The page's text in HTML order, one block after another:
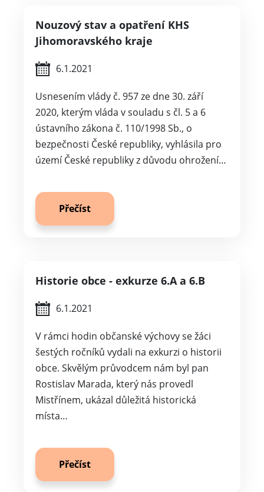
Nouzový stav a opatření KHS
Jihomoravského kraje
6.1.2021
Usnesením vlády č. 957 ze dne 30. září
2020, kterým vláda v souladu s čl. 5 a 6
ústavního zákona č. 110/1998 Sb., o
bezpečnosti České republiky, vyhlásila pro
území České republiky z důvodu ohrožení…
Přečíst
Historie obce - exkurze 6.A a 6.B
6.1.2021
V rámci hodin občanské výchovy se žáci
šestých ročníků vydali na exkurzi o historii
obce. Skvělým průvodcem nám byl pan
Rostislav Marada, který nás provedl
Mistřínem, ukázal důležitá historická
místa…
Přečíst